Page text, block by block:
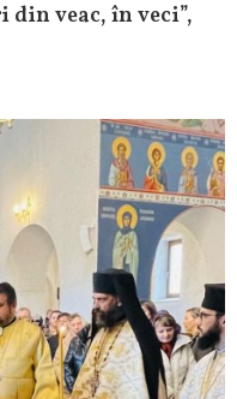
din veac, în veci”,